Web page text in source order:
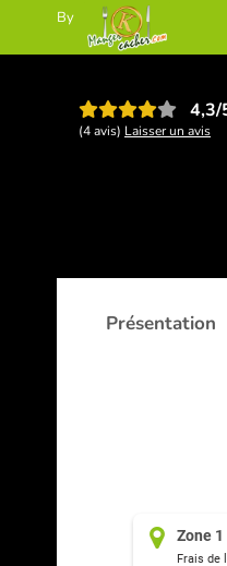
By
4,3/
(4 avis) Laisser un avis
Présentation
Zone 1
Frais de